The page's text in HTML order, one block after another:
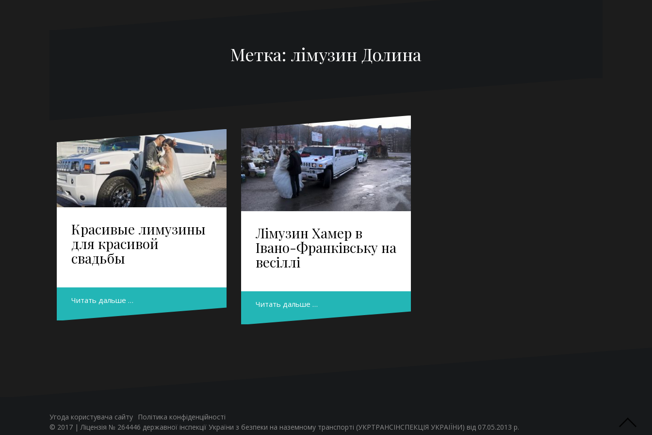
Метка: лімузин Долина
Красивые лимузины
для красивой
свадьбы
Читать дальше …
Лімузин Хамер в
Івано-Франківську на
весіллі
Читать дальше …
Угода користувача сайту
Політика конфіденційності
© 2017 | Ліцензія № 264446 державної інспекції України з безпеки на наземному транспорті (УКРТРАНСІНСПЕКЦІЯ УКРАІЇНИ) від 07.05.2013 р.